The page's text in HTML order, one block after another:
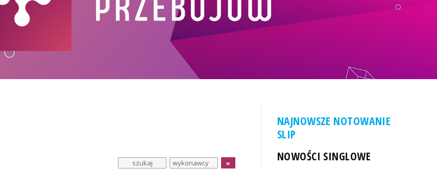
NAJNOWSZE NOTOWANIE
SLIP
NOWOŚCI SINGLOWE